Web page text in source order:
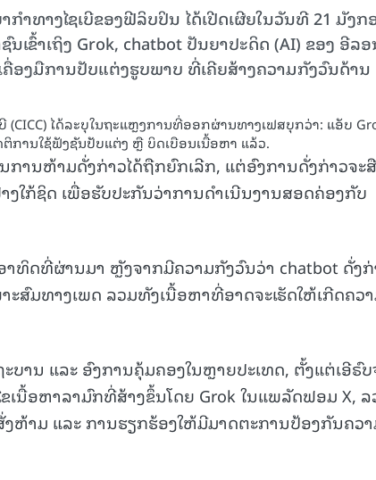
ຳທາງໄຊເບີຂອງຟີລິບປິນ ໄດ້ເປີດເຜີຍໃນວັນທີ 21 ມັງກ
ຂົ້າເຖິງ Grok, chatbot ປັນຍາປະດິດ (AI) ຂອງ ອີລ
ງມືການປັບແຕ່ງຮູບພາບ ທີ່ເຄີຍສ້າງຄວາມກັງວົນດ້ານ
(CICC) ໄດ້ລະບຸໃນຖະແຫຼງການທີ່ອອກຜ່ານທາງເຟສບຸກວ່າ: ແອັບ
ການໃຊ້ຟັງຊັນປັບແຕ່ງ ຫຼື ບິດເບືອນເນື້ອຫາ ແລ້ວ.
ນການຫ້າມດັ່ງກ່າວໄດ້ຖືກຍົກເລີກ, ແຕ່ອົງການດັ່ງກ່າວຈະ
ງໃກ້ຊິດ ເພື່ອຮັບປະກັນວ່າການດຳເນີນງານສອດຄ່ອງກັບ
ທິດທີ່ຜ່ານມາ ຫຼັງຈາກມີຄວາມກັງວົນວ່າ chatbot ດັ່ງ
ສົມທາງເພດ ລວມທັງເນື້ອຫາທີ່ອາດຈະເຮັດໃຫ້ເກີດຄວ
ບານ ແລະ ອົງການຄຸ້ມຄອງໃນຫຼາຍປະເທດ, ຕັ້ງແຕ່ເອີຣົ
ເນື້ອຫາລາມົກທີ່ສ້າງຂຶ້ນໂດຍ Grok ໃນແພລັດຟອມ X,
ຫ້າມ ແລະ ການຮຽກຮ້ອງໃຫ້ມີມາດຕະການປ້ອງກັນຄວ
15.039(06-08-